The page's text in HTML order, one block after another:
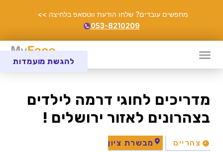
מחפשים עובדים? שלחו הודעת ווטסאפ בלחיצה >>
053-8210209
מדריכים לחוגי דרמה לילדים
בצהרונים לאזור ירושלים !
צהריים מבשרת ציון
להגשת מועמדות